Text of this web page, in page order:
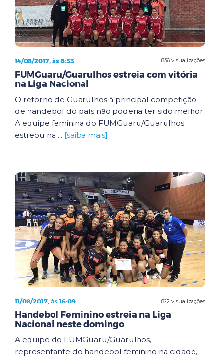
836 visualizações
14/08/2017, às 8:53
FUMGuaru/Guarulhos estreia com vitória
na Liga Nacional
O retorno de Guarulhos à principal competição
de handebol do país não poderia ter sido melhor.
A equipe feminina do FUMGuaru/Guarulhos
estreou na ... [saiba mais]
822 visualizações
11/08/2017, às 16:09
Handebol Feminino estreia na Liga
Nacional neste domingo
A equipe do FUMGuaru/Guarulhos,
representante do handebol feminino na cidade,